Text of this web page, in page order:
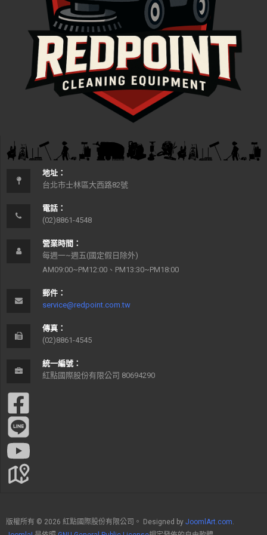
地址：
台北市士林區大西路82號
電話：
(02)8861-4548
營業時間：
每週一~週五(國定假日除外)
AM09:00~PM12:00、PM13:30~PM18:00
郵件：
service@redpoint.com.tw
傳真：
(02)8861-4545
統一編號：
紅點國際股份有限公司 80694290
版權所有 © 2026 紅點國際股份有限公司。 Designed by JoomlArt.com.